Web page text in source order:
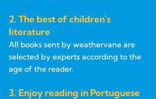
2. The best of children's
literature
All books sent by weathervane are
selected by experts according to the
age of the reader.
3. Enjoy reading in Portuguese